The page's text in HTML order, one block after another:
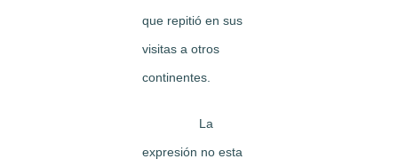
que repitió en sus
visitas a otros
continentes.
La
expresión no esta